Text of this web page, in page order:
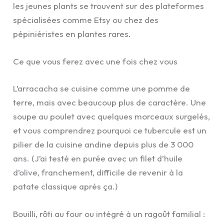
les jeunes plants se trouvent sur des plateformes
spécialisées comme Etsy ou chez des
pépiniéristes en plantes rares.
Ce que vous ferez avec une fois chez vous
L’arracacha se cuisine comme une pomme de
terre, mais avec beaucoup plus de caractère. Une
soupe au poulet avec quelques morceaux surgelés,
et vous comprendrez pourquoi ce tubercule est un
pilier de la cuisine andine depuis plus de 3 000
ans. (J’ai testé en purée avec un filet d’huile
d’olive, franchement, difficile de revenir à la
patate classique après ça.)
Bouilli, rôti au four ou intégré à un ragoût familial :